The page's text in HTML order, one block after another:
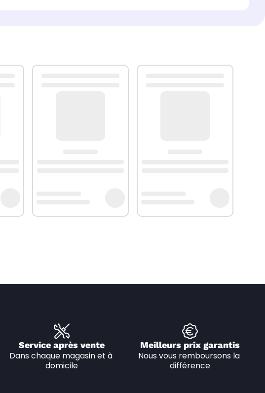
Service après vente
Dans chaque magasin et à
domicile
Meilleurs prix garantis
Nous vous remboursons la
différence